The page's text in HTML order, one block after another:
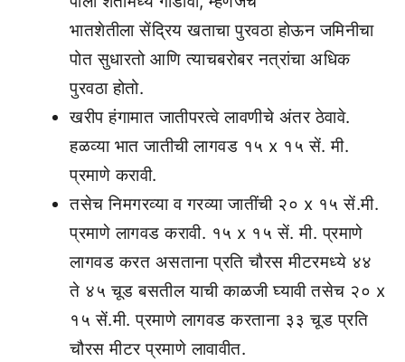
भातशेतीला सेंद्रिय खताचा पुरवठा होऊन जमिनीचा
पोत सुधारतो आणि त्याचबरोबर नत्रांचा अधिक
पुरवठा होतो.
खरीप हंगामात जातीपरत्वे लावणीचे अंतर ठेवावे.
हळव्या भात जातीची लागवड १५ x १५ सें. मी.
प्रमाणे करावी.
तसेच निमगरव्या व गरव्या जातींची २० x १५ सें.मी.
प्रमाणे लागवड करावी. १५ x १५ सें. मी. प्रमाणे
लागवड करत असताना प्रति चौरस मीटरमध्ये ४४
ते ४५ चूड बसतील याची काळजी घ्यावी तसेच २० x
१५ सें.मी. प्रमाणे लागवड करताना ३३ चूड प्रति
चौरस मीटर प्रमाणे लावावीत.